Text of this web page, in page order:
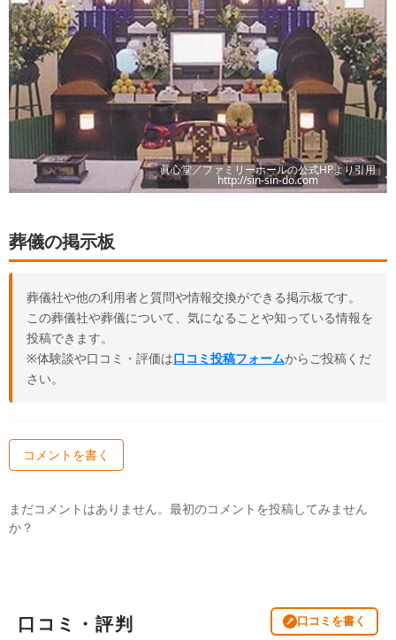
眞心堂／ファミリーホールの公式HPより引用
http://sin-sin-do.com
葬儀の掲示板
葬儀社や他の利用者と質問や情報交換ができる掲示板です。
この葬儀社や葬儀について、気になることや知っている情報を
投稿できます。
※体験談や口コミ・評価は口コミ投稿フォームからご投稿くだ
さい。
コメントを書く
まだコメントはありません。最初のコメントを投稿してみません
か？
口コミ・評判 口コミを書く